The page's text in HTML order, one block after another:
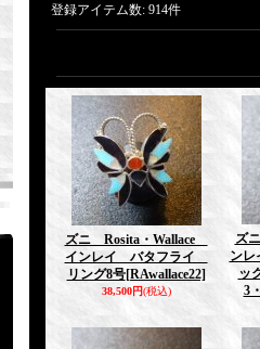
登録アイテム数: 914件
ズニ Rosita・Wallace
インレイ バタフライ
リング8号[RAwallace22]
38,500円(税込)
ズ
ン
ッ
3